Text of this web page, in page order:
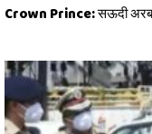
Crown Prince: सऊदी अरब